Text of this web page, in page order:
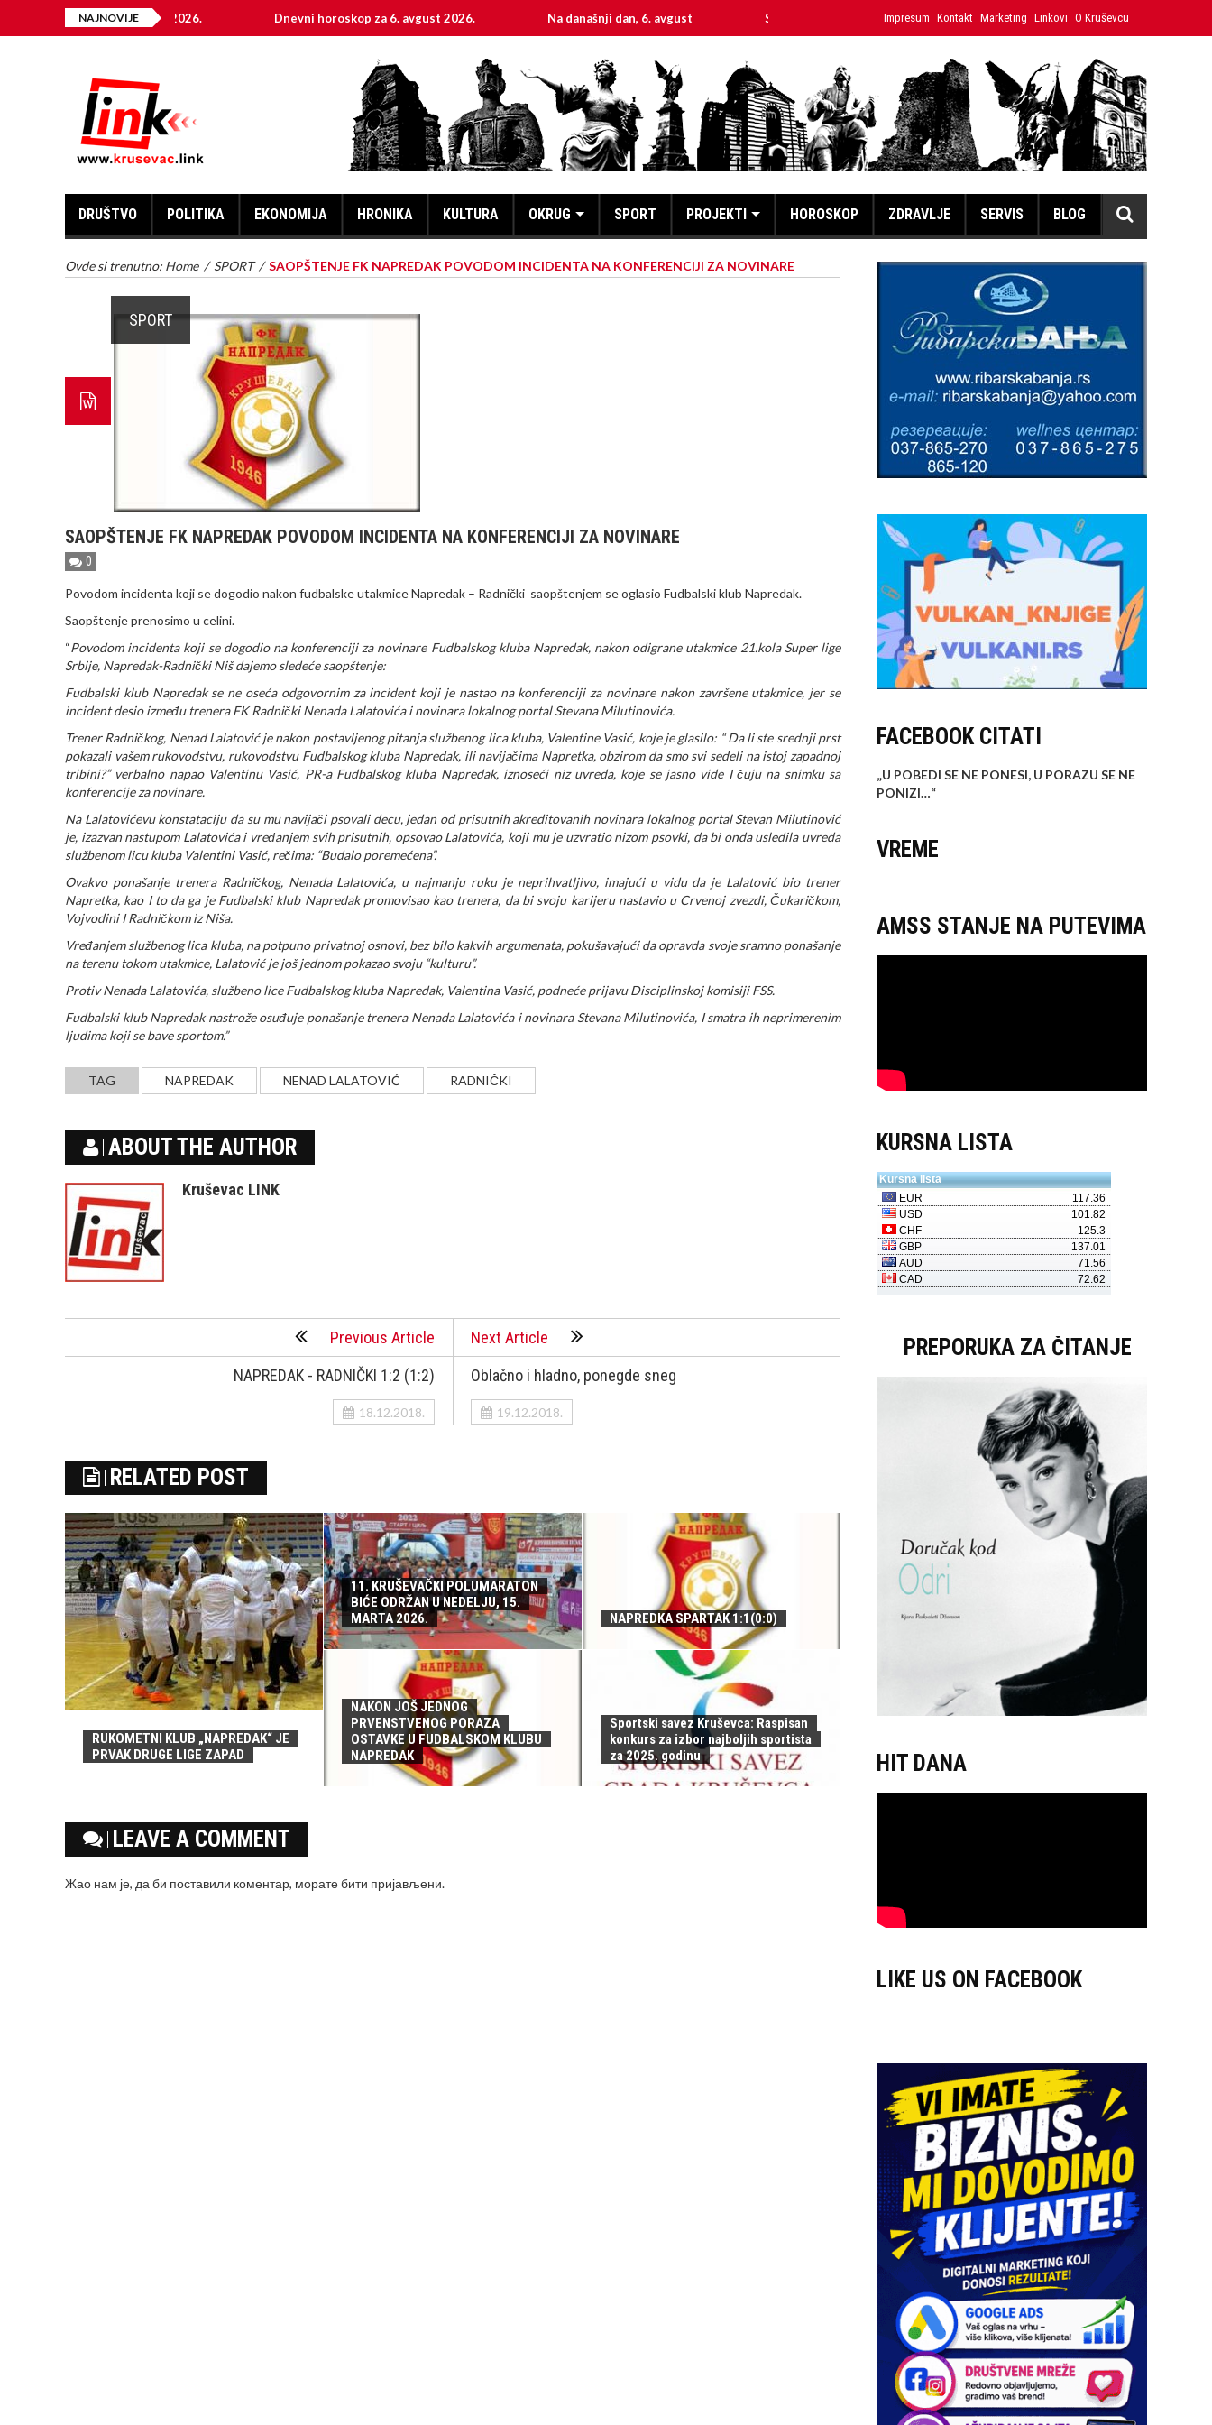
NAJNOVIJE
ZA 06.08.2026. Dnevni horoskop za 6. avgust 2026. Na današnji dan, 6. avgust Sveta mučenica Hristina Japanski volonter u Ćićevcu umesto izložbe mira
Impresum Kontakt Marketing Linkovi O Kruševcu
DRUŠTVO POLITIKA EKONOMIJA HRONIKA KULTURA OKRUG SPORT PROJEKTI HOROSKOP ZDRAVLJE SERVIS BLOG
Ovde si trenutno: Home / SPORT /SAOPŠTENJE FK NAPREDAK POVODOM INCIDENTA NA KONFERENCIJI ZA NOVINARE
SPORT
SAOPŠTENJE FK NAPREDAK POVODOM INCIDENTA NA KONFERENCIJI ZA NOVINARE
0
Povodom incidenta koji se dogodio nakon fudbalske utakmice Napredak – Radnički saopštenjem se oglasio Fudbalski klub Napredak.
Saopštenje prenosimo u celini.
“Povodom incidenta koji se dogodio na konferenciji za novinare Fudbalskog kluba Napredak, nakon odigrane utakmice 21.kola Super lige
Srbije, Napredak-Radnički Niš dajemo sledeće saopštenje:
Fudbalski klub Napredak se ne oseća odgovornim za incident koji je nastao na konferenciji za novinare nakon završene utakmice, jer se
incident desio između trenera FK Radnički Nenada Lalatovića i novinara lokalnog portal Stevana Milutinovića.
Trener Radničkog, Nenad Lalatović je nakon postavljenog pitanja službenog lica kluba, Valentine Vasić, koje je glasilo: “ Da li ste srednji prst
pokazali vašem rukovodstvu, rukovodstvu Fudbalskog kluba Napredak, ili navijačima Napretka, obzirom da smo svi sedeli na istoj zapadnoj
tribini?” verbalno napao Valentinu Vasić, PR-a Fudbalskog kluba Napredak, iznoseći niz uvreda, koje se jasno vide I čuju na snimku sa
konferencije za novinare.
Na Lalatovićevu konstataciju da su mu navijači psovali decu, jedan od prisutnih akreditovanih novinara lokalnog portal Stevan Milutinović
je, izazvan nastupom Lalatovića i vređanjem svih prisutnih, opsovao Lalatovića, koji mu je uzvratio nizom psovki, da bi onda usledila uvreda
službenom licu kluba Valentini Vasić, rečima: “Budalo poremećena”.
Ovakvo ponašanje trenera Radničkog, Nenada Lalatovića, u najmanju ruku je neprihvatljivo, imajući u vidu da je Lalatović bio trener
Napretka, kao I to da ga je Fudbalski klub Napredak promovisao kao trenera, da bi svoju karijeru nastavio u Crvenoj zvezdi, Čukaričkom,
Vojvodini I Radničkom iz Niša.
Vređanjem službenog lica kluba, na potpuno privatnoj osnovi, bez bilo kakvih argumenata, pokušavajući da opravda svoje sramno ponašanje
na terenu tokom utakmice, Lalatović je još jednom pokazao svoju “kulturu”.
Protiv Nenada Lalatovića, službeno lice Fudbalskog kluba Napredak, Valentina Vasić, podneće prijavu Disciplinskoj komisiji FSS.
Fudbalski klub Napredak nastrože osuđuje ponašanje trenera Nenada Lalatovića i novinara Stevana Milutinovića, I smatra ih neprimerenim
ljudima koji se bave sportom.”
TAG NAPREDAK NENAD LALATOVIĆ RADNIČKI
ABOUT THE AUTHOR
Kruševac LINK
Previous Article
NAPREDAK - RADNIČKI 1:2 (1:2)
18.12.2018.
Next Article
Oblačno i hladno, ponegde sneg
19.12.2018.
RELATED POST
RUKOMETNI KLUB „NAPREDAK“ JE
PRVAK DRUGE LIGE ZAPAD
11. KRUŠEVAČKI POLUMARATON
BIĆE ODRŽAN U NEDELJU, 15.
MARTA 2026.
NAPREDKA SPARTAK 1:1(0:0)
NAKON JOŠ JEDNOG
PRVENSTVENOG PORAZA
OSTAVKE U FUDBALSKOM KLUBU
NAPREDAK
Sportski savez Kruševca: Raspisan
konkurs za izbor najboljih sportista
za 2025. godinu
LEAVE A COMMENT
Жао нам је, да би поставили коментар, моратебити пријављени.
FACEBOOK CITATI
„U POBEDI SE NE PONESI, U PORAZU SE NE
PONIZI…“
VREME
AMSS STANJE NA PUTEVIMA
KURSNA LISTA
PREPORUKA ZA ČITANJE
HIT DANA
LIKE US ON FACEBOOK